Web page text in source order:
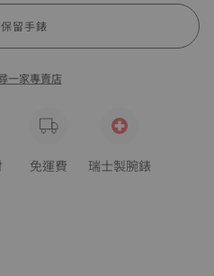
留手錶
一家專賣店
免運費 瑞士製腕錶